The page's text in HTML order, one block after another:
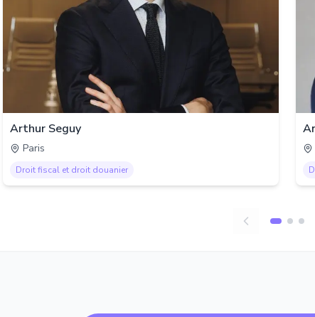
Arthur Seguy
Paris
Droit fiscal et droit douanier